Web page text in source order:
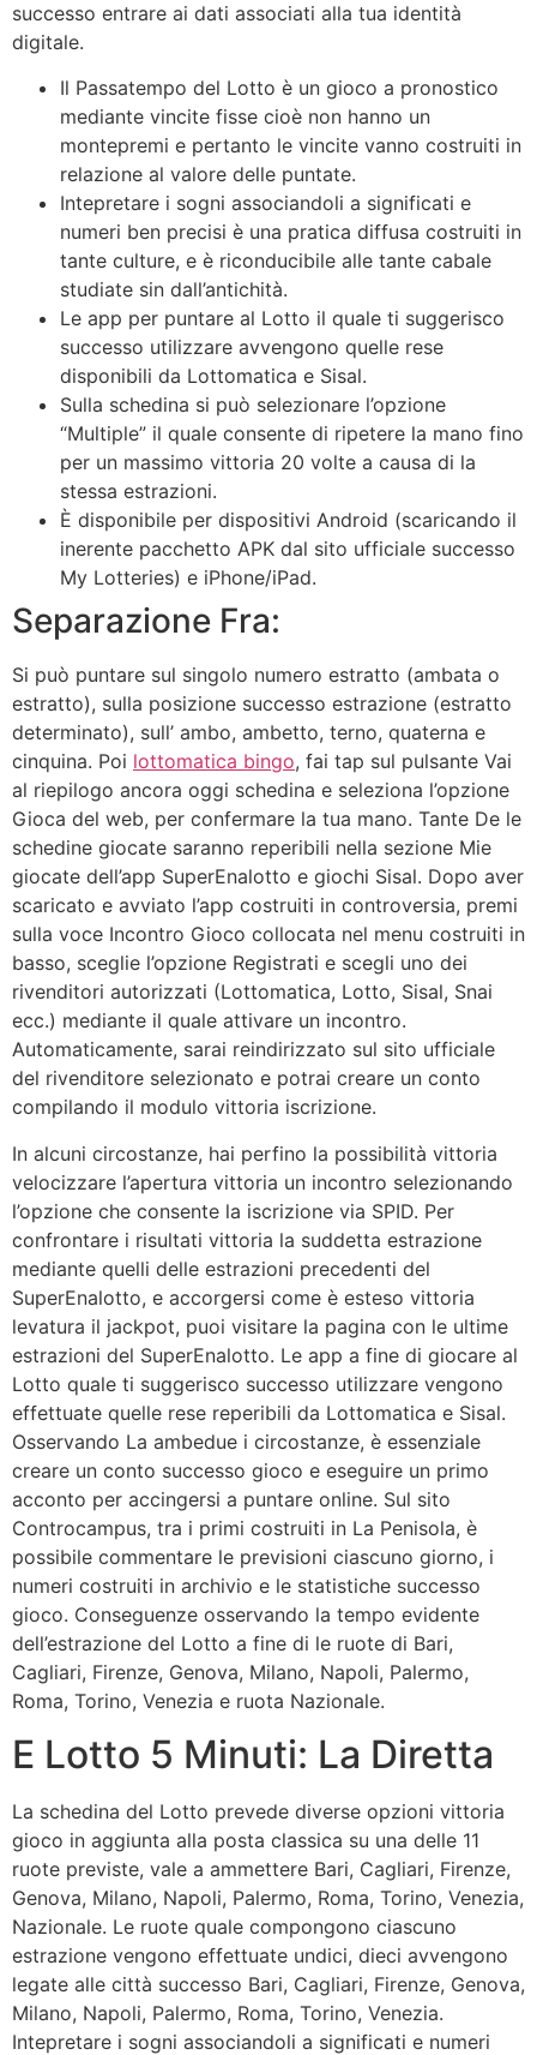
successo entrare ai dati associati alla tua identità
digitale.
Il Passatempo del Lotto è un gioco a pronostico
mediante vincite fisse cioè non hanno un
montepremi e pertanto le vincite vanno costruiti in
relazione al valore delle puntate.
Intepretare i sogni associandoli a significati e
numeri ben precisi è una pratica diffusa costruiti in
tante culture, e è riconducibile alle tante cabale
studiate sin dall’antichità.
Le app per puntare al Lotto il quale ti suggerisco
successo utilizzare avvengono quelle rese
disponibili da Lottomatica e Sisal.
Sulla schedina si può selezionare l’opzione
“Multiple” il quale consente di ripetere la mano fino
per un massimo vittoria 20 volte a causa di la
stessa estrazioni.
È disponibile per dispositivi Android (scaricando il
inerente pacchetto APK dal sito ufficiale successo
My Lotteries) e iPhone/iPad.
Separazione Fra:
Si può puntare sul singolo numero estratto (ambata o
estratto), sulla posizione successo estrazione (estratto
determinato), sull’ ambo, ambetto, terno, quaterna e
cinquina. Poi lottomatica bingo, fai tap sul pulsante Vai
al riepilogo ancora oggi schedina e seleziona l’opzione
Gioca del web, per confermare la tua mano. Tante De le
schedine giocate saranno reperibili nella sezione Mie
giocate dell’app SuperEnalotto e giochi Sisal. Dopo aver
scaricato e avviato l’app costruiti in controversia, premi
sulla voce Incontro Gioco collocata nel menu costruiti in
basso, sceglie l’opzione Registrati e scegli uno dei
rivenditori autorizzati (Lottomatica, Lotto, Sisal, Snai
ecc.) mediante il quale attivare un incontro.
Automaticamente, sarai reindirizzato sul sito ufficiale
del rivenditore selezionato e potrai creare un conto
compilando il modulo vittoria iscrizione.
In alcuni circostanze, hai perfino la possibilità vittoria
velocizzare l’apertura vittoria un incontro selezionando
l’opzione che consente la iscrizione via SPID. Per
confrontare i risultati vittoria la suddetta estrazione
mediante quelli delle estrazioni precedenti del
SuperEnalotto, e accorgersi come è esteso vittoria
levatura il jackpot, puoi visitare la pagina con le ultime
estrazioni del SuperEnalotto. Le app a fine di giocare al
Lotto quale ti suggerisco successo utilizzare vengono
effettuate quelle rese reperibili da Lottomatica e Sisal.
Osservando La ambedue i circostanze, è essenziale
creare un conto successo gioco e eseguire un primo
acconto per accingersi a puntare online. Sul sito
Controcampus, tra i primi costruiti in La Penisola, è
possibile commentare le previsioni ciascuno giorno, i
numeri costruiti in archivio e le statistiche successo
gioco. Conseguenze osservando la tempo evidente
dell’estrazione del Lotto a fine di le ruote di Bari,
Cagliari, Firenze, Genova, Milano, Napoli, Palermo,
Roma, Torino, Venezia e ruota Nazionale.
E Lotto 5 Minuti: La Diretta
La schedina del Lotto prevede diverse opzioni vittoria
gioco in aggiunta alla posta classica su una delle 11
ruote previste, vale a ammettere Bari, Cagliari, Firenze,
Genova, Milano, Napoli, Palermo, Roma, Torino, Venezia,
Nazionale. Le ruote quale compongono ciascuno
estrazione vengono effettuate undici, dieci avvengono
legate alle città successo Bari, Cagliari, Firenze, Genova,
Milano, Napoli, Palermo, Roma, Torino, Venezia.
Intepretare i sogni associandoli a significati e numeri